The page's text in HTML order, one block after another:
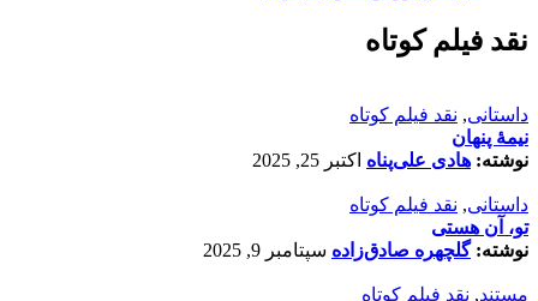
نقد فیلم کوتاه
داستانی, نقد فیلم کوتاه
نیمۀ پنهان
نوشته: هادی علی‌پناه اکتبر 25, 2025
داستانی, نقد فیلم کوتاه
تو، آن هستی
نوشته:گلچهره صادق‌زاده سپتامبر 9, 2025
مستند, نقد فیلم کوتاه